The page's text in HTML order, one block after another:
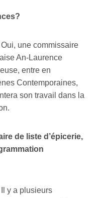
Oui, une commissaire
An-Laurence
entre en
Contemporaines,
son travail dans la
de liste d’épicerie,
Il y a plusieurs